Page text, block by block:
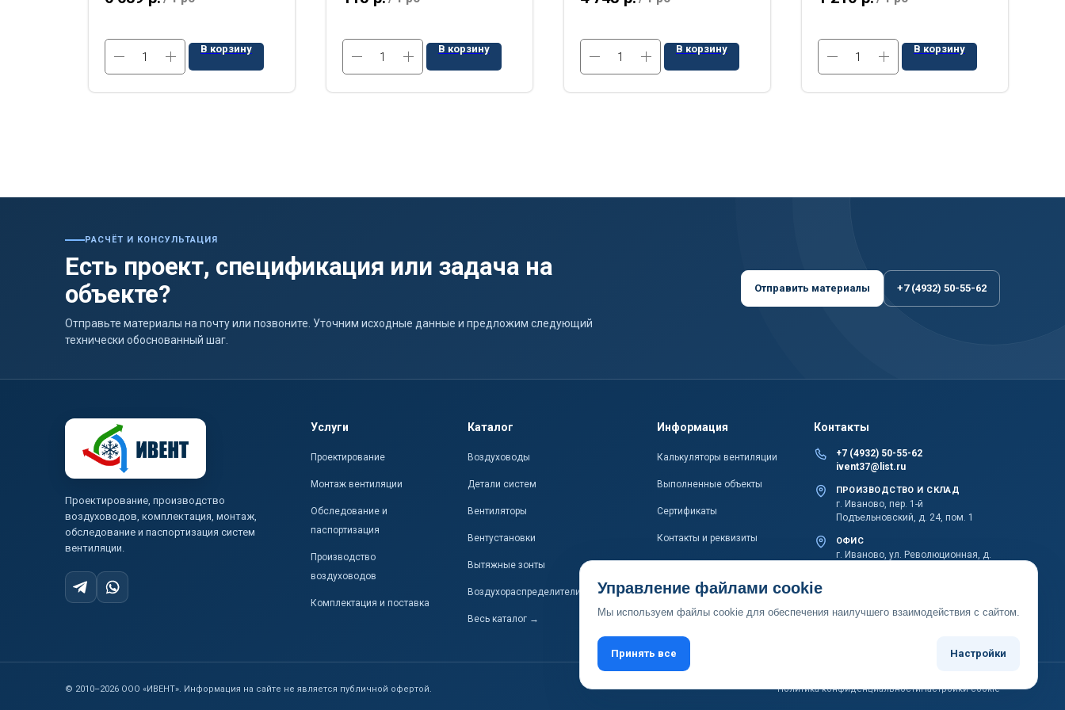
В корзину В корзину В корзину В корзину
РАСЧЁТ И КОНСУЛЬТАЦИЯ
Есть проект, спецификация или задача на
объекте?
Отправьте материалы на почту или позвоните. Уточним исходные данные и предложим следующий
технически обоснованный шаг.
Отправить материалы +7 (4932) 50-55-62
Проектирование, производство
воздуховодов, комплектация, монтаж,
обследование и паспортизация систем
вентиляции.
Услуги
Проектирование
Монтаж вентиляции
Обследование и
паспортизация
Производство
воздуховодов
Комплектация и поставка
Каталог
Воздуховоды
Детали систем
Вентиляторы
Вентустановки
Вытяжные зонты
Воздухораспределители
Весь каталог →
Информация
Калькуляторы вентиляции
Выполненные объекты
Сертификаты
Контакты и реквизиты
Контакты
+7 (4932) 50-55-62
ivent37@list.ru
ПРОИЗВОДСТВО И СКЛАД
г. Иваново, пер. 1-й
Подъельновский, д. 24, пом. 1
ОФИС
г. Иваново, ул. Революционная, д.
© 2010–2026 ООО «ИВЕНТ». Информация на сайте не является публичной офертой. Политика конфиденциальностиНастройки cookie
Управление файлами cookie
Мы используем файлы cookie для обеспечения наилучшего взаимодействия с сайтом.
Принять все Настройки